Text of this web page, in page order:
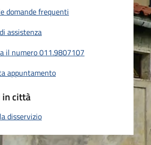
domande frequenti
assistenza
il numero 011.9807107
appuntamento
città
disservizio